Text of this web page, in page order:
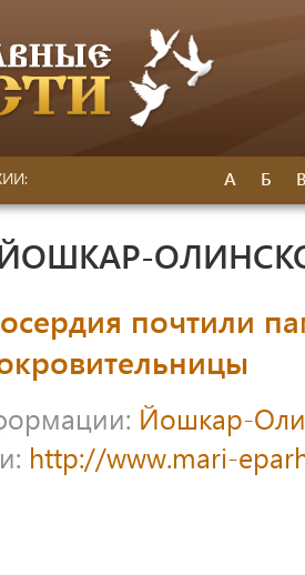
А Б
почтили
Йошкар-
http://www.mari-